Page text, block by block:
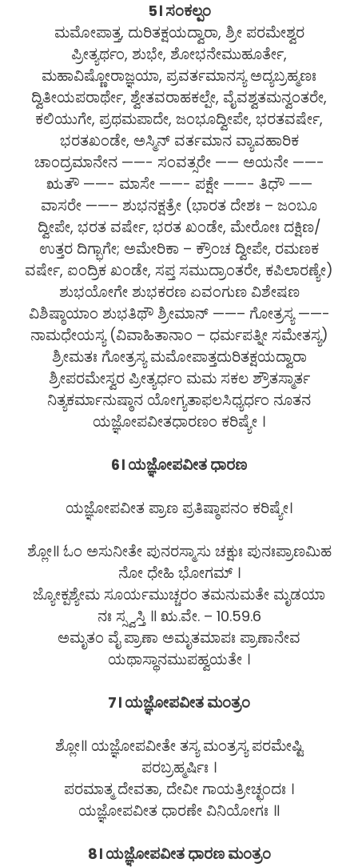
5। ಸಂಕಲ್ಪಂ
ಮಮೋಪಾತ್ತ, ದುರಿತಕ್ಷಯದ್ವಾರಾ, ಶ್ರೀ ಪರಮೇಶ್ವರ
ಪ್ರೀತ್ಯರ್ಥಂ, ಶುಭೇ, ಶೋಭನೇಮುಹೂರ್ತೇ,
ಮಹಾವಿಷ್ಣೋರಾಜ್ಞಯಾ, ಪ್ರವರ್ತಮಾನಸ್ಯ ಅದ್ಯಬ್ರಹ್ಮಣಃ
ದ್ವಿತೀಯಪರಾರ್ಥೇ, ಶ್ವೇತವರಾಹಕಲ್ಪೇ, ವೈವಶ್ವತಮನ್ವಂತರೇ,
ಕಲಿಯುಗೇ, ಪ್ರಥಮಪಾದೇ, ಜಂಭೂದ್ವೀಪೇ, ಭರತವರ್ಷೇ,
ಭರತಖಂಡೇ, ಅಸ್ಮಿನ್ ವರ್ತಮಾನ ವ್ಯಾವಹಾರಿಕ
ಚಾಂದ್ರಮಾನೇನ ——- ಸಂವತ್ಸರೇ —— ಅಯನೇ ——-
ಋತೌ ——- ಮಾಸೇ ——- ಪಕ್ಷೇ ——- ತಿಧೌ ——
ವಾಸರೇ ——– ಶುಭನಕ್ಷತ್ರೇ (ಭಾರತ ದೇಶಃ – ಜಂಬೂ
ದ್ವೀಪೇ, ಭರತ ವರ್ಷೇ, ಭರತ ಖಂಡೇ, ಮೇರೋಃ ದಕ್ಷಿಣ/
ಉತ್ತರ ದಿಗ್ಭಾಗೇ; ಅಮೇರಿಕಾ – ಕ್ರೌಂಚ ದ್ವೀಪೇ, ರಮಣಕ
ವರ್ಷೇ, ಐಂದ್ರಿಕ ಖಂಡೇ, ಸಪ್ತ ಸಮುದ್ರಾಂತರೇ, ಕಪಿಲಾರಣ್ಯೇ)
ಶುಭಯೋಗೇ ಶುಭಕರಣ ಏವಂಗುಣ ವಿಶೇಷಣ
ವಿಶಿಷ್ಠಾಯಾಂ ಶುಭತಿಥೌ ಶ್ರೀಮಾನ್ ——– ಗೋತ್ರಸ್ಯ ——-
ನಾಮಧೇಯಸ್ಯ (ವಿವಾಹಿತಾನಾಂ – ಧರ್ಮಪತ್ನೀ ಸಮೇತಸ್ಯ)
ಶ್ರೀಮತಃ ಗೋತ್ರಸ್ಯ ಮಮೋಪಾತ್ತದುರಿತಕ್ಷಯದ್ವಾರಾ
ಶ್ರೀಪರಮೇಸ್ವರ ಪ್ರೀತ್ಯರ್ಧಂ ಮಮ ಸಕಲ ಶ್ರೌತಸ್ಮಾರ್ತ
ನಿತ್ಯಕರ್ಮಾನುಷ್ಠಾನ ಯೋಗ್ಯತಾಫಲಸಿಧ್ಯರ್ಧಂ ನೂತನ
ಯಜ್ಞೋಪವೀತಧಾರಣಂ ಕರಿಷ್ಯೇ ।
6। ಯಜ್ಞೋಪವೀತ ಧಾರಣ
ಯಜ್ಞೋಪವೀತ ಪ್ರಾಣ ಪ್ರತಿಷ್ಠಾಪನಂ ಕರಿಷ್ಯೇ।
ಶ್ಲೋ॥ ಓಂ ಅಸುನೀತೇ ಪುನರಸ್ಮಾಸು ಚಕ್ಷುಃ ಪುನಃಪ್ರಾಣಮಿಹ
ನೋ ಧೇಹಿ ಭೋಗಮ್ ।
ಜ್ಯೋಕ್ಪಶ್ಯೇಮ ಸೂರ್ಯಮುಚ್ಚರಂ ತಮನುಮತೇ ಮೃಡಯಾ
ನಃ ಸ್ಸ್ವಸ್ತಿ ॥ ಋ.ವೇ. – 10.59.6
ಅಮೃತಂ ವೈ ಪ್ರಾಣಾ ಅಮೃತಮಾಪಃ ಪ್ರಾಣಾನೇವ
ಯಥಾಸ್ಥಾನಮುಪಹ್ವಯತೇ ।
7। ಯಜ್ಞೋಪವೀತ ಮಂತ್ರಂ
ಶ್ಲೋ॥ ಯಜ್ಞೋಪವೀತೇ ತಸ್ಯ ಮಂತ್ರಸ್ಯ ಪರಮೇಷ್ಟಿ
ಪರಬ್ರಹ್ಮರ್ಷಿಃ ।
ಪರಮಾತ್ಮ ದೇವತಾ, ದೇವೀ ಗಾಯತ್ರೀಚ್ಛಂದಃ ।
ಯಜ್ಞೋಪವೀತ ಧಾರಣೇ ವಿನಿಯೋಗಃ ॥
8। ಯಜ್ಞೋಪವೀತ ಧಾರಣ ಮಂತ್ರಂ